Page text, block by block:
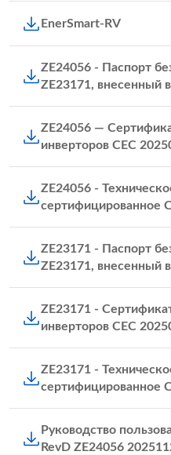
EnerSmart-RV
ZE24056 - Паспорт
ZE23171, внесенный
ZE24056 —
инверторов CEC
ZE24056 -
сертифицированное
ZE23171 - Паспорт
ZE23171, внесенный
ZE23171 -
инверторов CEC
ZE23171 -
сертифицированное
Руководство
RevD ZE24056